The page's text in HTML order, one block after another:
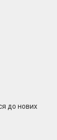
до нових